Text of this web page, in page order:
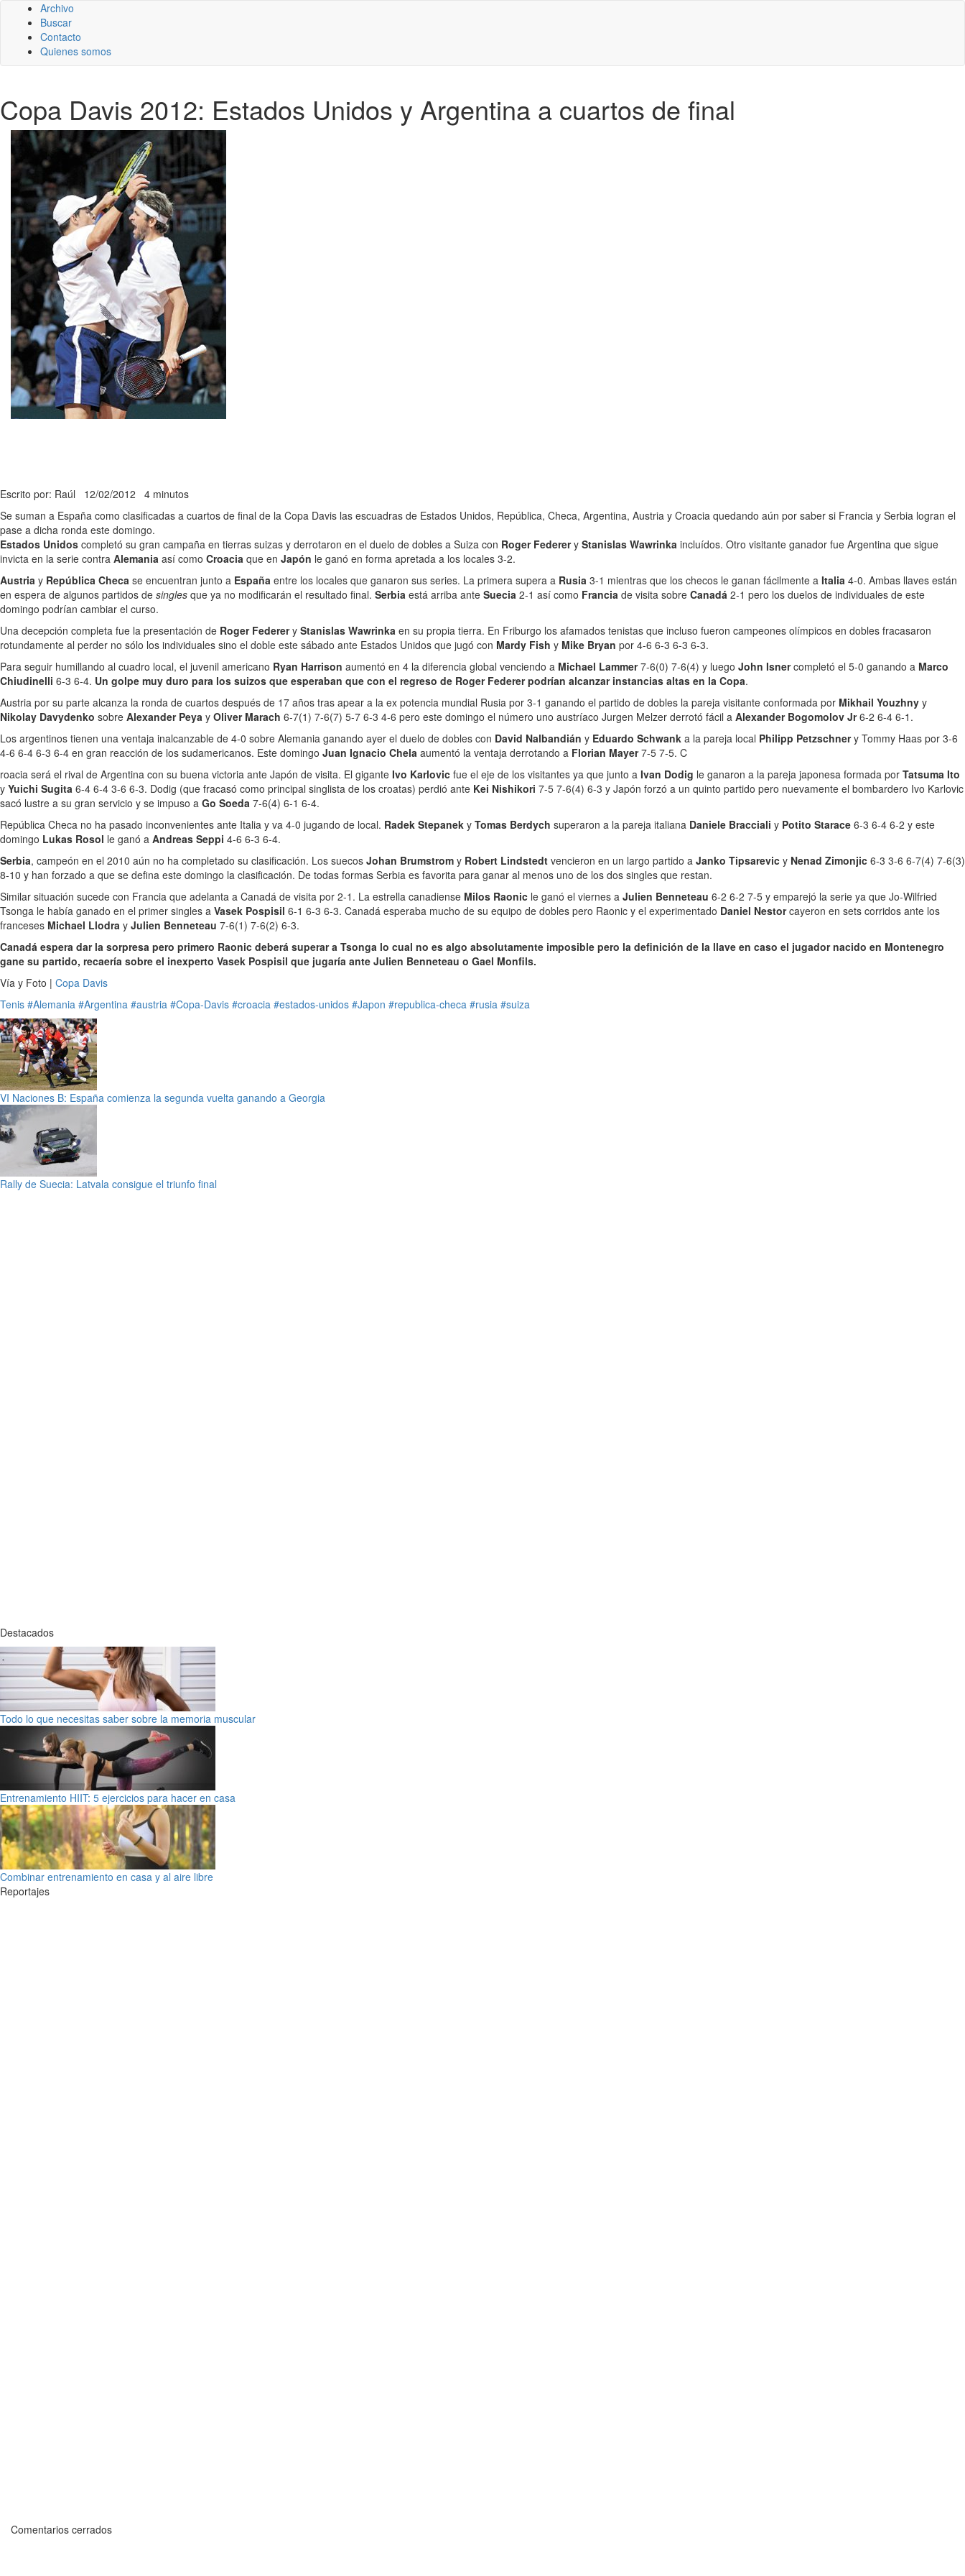
Archivo
Buscar
Contacto
Quienes somos
Copa Davis 2012: Estados Unidos y Argentina a cuartos de final
Escrito por: Raúl 12/02/2012 4 minutos
Se suman a España como clasificadas a cuartos de final de la Copa Davis las escuadras de Estados Unidos, República, Checa, Argentina, Austria y Croacia quedando aún por saber si Francia y Serbia logran el
pase a dicha ronda este domingo.
Estados Unidos completó su gran campaña en tierras suizas y derrotaron en el duelo de dobles a Suiza con Roger Federery Stanislas Wawrinka incluídos. Otro visitante ganador fue Argentina que sigue
invicta en la serie contra Alemania así como Croacia que en Japón le ganó en forma apretada a los locales 3-2.
Austria y República Checa se encuentran junto a España entre los locales que ganaron sus series. La primera supera a Rusia 3-1 mientras que los checos le ganan fácilmente a Italia 4-0. Ambas llaves están
en espera de algunos partidos de singles que ya no modificarán el resultado final. Serbia está arriba ante Suecia 2-1 así como Francia de visita sobre Canadá 2-1 pero los duelos de individuales de este
domingo podrían cambiar el curso.
Una decepción completa fue la presentación de Roger Federery Stanislas Wawrinka en su propia tierra. En Friburgo los afamados tenistas que incluso fueron campeones olímpicos en dobles fracasaron
rotundamente al perder no sólo los individuales sino el doble este sábado ante Estados Unidos que jugó con Mardy Fish y Mike Bryan por 4-6 6-3 6-3 6-3.
Para seguir humillando al cuadro local, el juvenil americano Ryan Harrison aumentó en 4 la diferencia global venciendo a Michael Lammer7-6(0) 7-6(4) y luego John Isnercompletó el 5-0 ganando a Marco
Chiudinelli 6-3 6-4. Un golpe muy duro para los suizos que esperaban que con el regreso de Roger Federer podrían alcanzar instancias altas en la Copa.
Austria por su parte alcanza la ronda de cuartos después de 17 años tras apear a la ex potencia mundial Rusia por 3-1 ganando el partido de dobles la pareja visitante conformada por Mikhail Youzhny y
Nikolay Davydenko sobre Alexander Peya y Oliver Marach 6-7(1) 7-6(7) 5-7 6-3 4-6 pero este domingo el número uno austríaco Jurgen Melzer derrotó fácil a Alexander Bogomolov Jr6-2 6-4 6-1.
Los argentinos tienen una ventaja inalcanzable de 4-0 sobre Alemania ganando ayer el duelo de dobles con David Nalbandián y Eduardo Schwank a la pareja local Philipp Petzschnery Tommy Haas por 3-6
4-6 6-4 6-3 6-4 en gran reacción de los sudamericanos. Este domingo Juan Ignacio Chela aumentó la ventaja derrotando a Florian Mayer7-5 7-5. C
roacia será el rival de Argentina con su buena victoria ante Japón de visita. El gigante Ivo Karlovic fue el eje de los visitantes ya que junto a Ivan Dodig le ganaron a la pareja japonesa formada por Tatsuma Ito
y Yuichi Sugita 6-4 6-4 3-6 6-3. Dodig (que fracasó como principal singlista de los croatas) perdió ante Kei Nishikori 7-5 7-6(4) 6-3 y Japón forzó a un quinto partido pero nuevamente el bombardero Ivo Karlovic
sacó lustre a su gran servicio y se impuso a Go Soeda 7-6(4) 6-1 6-4.
República Checa no ha pasado inconvenientes ante Italia y va 4-0 jugando de local. Radek Stepanek y Tomas Berdych superaron a la pareja italiana Daniele Bracciali y Potito Starace 6-3 6-4 6-2 y este
domingo Lukas Rosol le ganó a Andreas Seppi 4-6 6-3 6-4.
Serbia, campeón en el 2010 aún no ha completado su clasificación. Los suecos Johan Brumstrom y Robert Lindstedt vencieron en un largo partido a Janko Tipsarevic y Nenad Zimonjic 6-3 3-6 6-7(4) 7-6(3)
8-10 y han forzado a que se defina este domingo la clasificación. De todas formas Serbia es favorita para ganar al menos uno de los dos singles que restan.
Similar situación sucede con Francia que adelanta a Canadá de visita por 2-1. La estrella canadiense Milos Raonic le ganó el viernes a Julien Benneteau 6-2 6-2 7-5 y emparejó la serie ya que Jo-Wilfried
Tsonga le había ganado en el primer singles a Vasek Pospisil 6-1 6-3 6-3. Canadá esperaba mucho de su equipo de dobles pero Raonic y el experimentado Daniel Nestorcayeron en sets corridos ante los
franceses Michael Llodra y Julien Benneteau 7-6(1) 7-6(2) 6-3.
Canadá espera dar la sorpresa pero primero Raonic deberá superar a Tsonga lo cual no es algo absolutamente imposible pero la definición de la llave en caso el jugador nacido en Montenegro
gane su partido, recaería sobre el inexperto Vasek Pospisil que jugaría ante Julien Benneteau o Gael Monfils.
Vía y Foto | Copa Davis
Tenis #Alemania #Argentina #austria #Copa-Davis #croacia #estados-unidos #Japon #republica-checa #rusia #suiza
VI Naciones B: España comienza la segunda vuelta ganando a Georgia
Rally de Suecia: Latvala consigue el triunfo final
Destacados
Todo lo que necesitas saber sobre la memoria muscular
Entrenamiento HIIT: 5 ejercicios para hacer en casa
Combinar entrenamiento en casa y al aire libre
Reportajes
Comentarios cerrados